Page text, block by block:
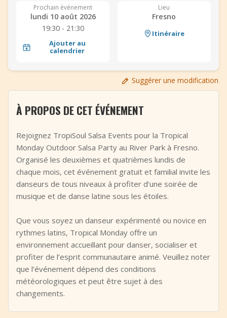
Ajouter un événement
Prochain événement
lundi 10 août 2026
19:30 - 21:30
Ajouter au
calendrier
Lieu
Fresno
Itinéraire
Suggérer une modification
À PROPOS DE CET ÉVÉNEMENT
Rejoignez TropiSoul Salsa Events pour la Tropical
Monday Outdoor Salsa Party au River Park à Fresno.
Organisé les deuxièmes et quatrièmes lundis de
chaque mois, cet événement gratuit et familial invite les
danseurs de tous niveaux à profiter d’une soirée de
musique et de danse latine sous les étoiles.
Que vous soyez un danseur expérimenté ou novice en
rythmes latins, Tropical Monday offre un
environnement accueillant pour danser, socialiser et
profiter de l’esprit communautaire animé. Veuillez noter
que l’événement dépend des conditions
météorologiques et peut être sujet à des
changements.